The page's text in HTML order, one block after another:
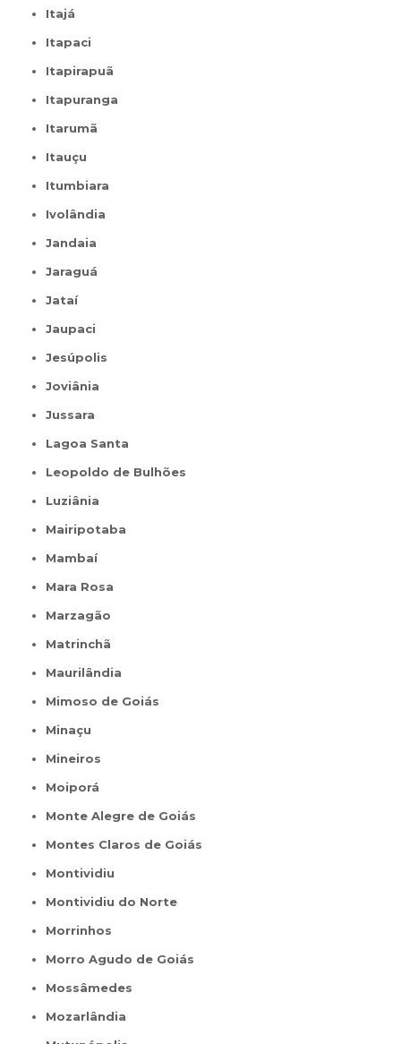
Itajá
Itapaci
Itapirapuã
Itapuranga
Itarumã
Itauçu
Itumbiara
Ivolândia
Jandaia
Jaraguá
Jataí
Jaupaci
Jesúpolis
Joviânia
Jussara
Lagoa Santa
Leopoldo de Bulhões
Luziânia
Mairipotaba
Mambaí
Mara Rosa
Marzagão
Matrinchã
Maurilândia
Mimoso de Goiás
Minaçu
Mineiros
Moiporá
Monte Alegre de Goiás
Montes Claros de Goiás
Montividiu
Montividiu do Norte
Morrinhos
Morro Agudo de Goiás
Mossâmedes
Mozarlândia